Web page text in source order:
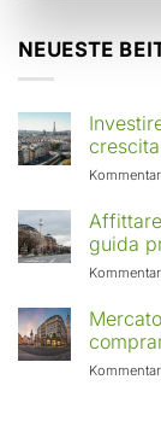
NEUESTE
guida